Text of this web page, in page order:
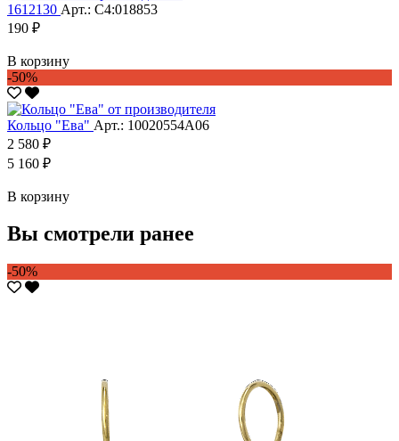
1612130 Арт.: С4:018853
190 ₽
В корзину
-50%
Кольцо "Ева" Арт.: 10020554А06
2 580 ₽
5 160 ₽
В корзину
Вы смотрели ранее
-50%